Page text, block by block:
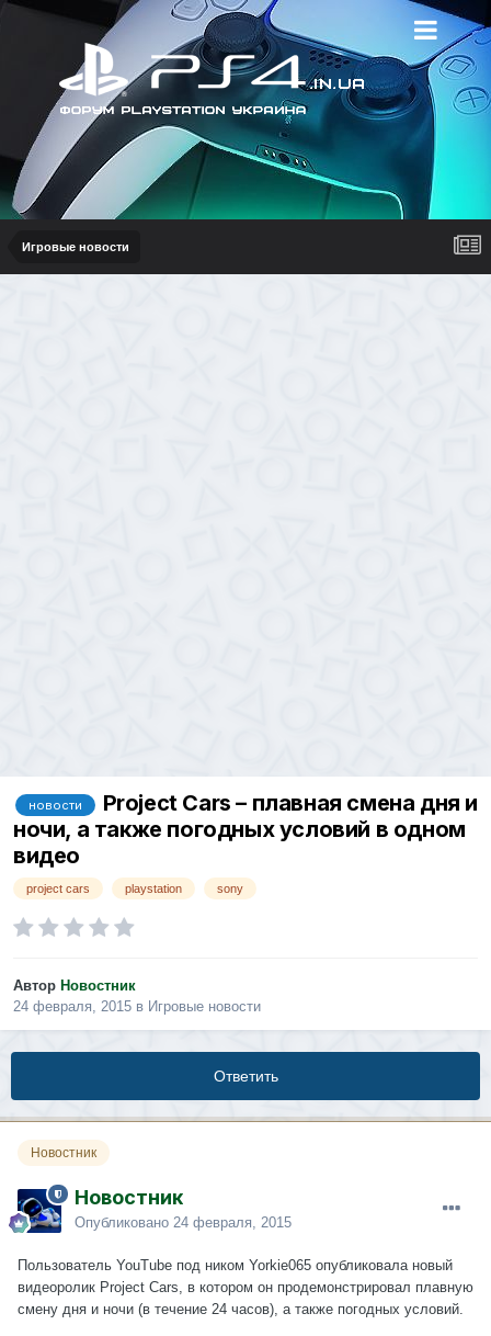
Игровые новости
новости
Project Cars – плавная смена дня и
ночи, а также погодных условий в одном
видео
project cars playstation sony
Автор Новостник
24 февраля, 2015 в Игровые новости
Ответить
Новостник
Новостник
Опубликовано 24 февраля, 2015
Пользователь YouTube под ником Yorkie065 опубликовала новый
видеоролик Project Cars, в котором он продемонстрировал плавную
смену дня и ночи (в течение 24 часов), а также погодных условий.